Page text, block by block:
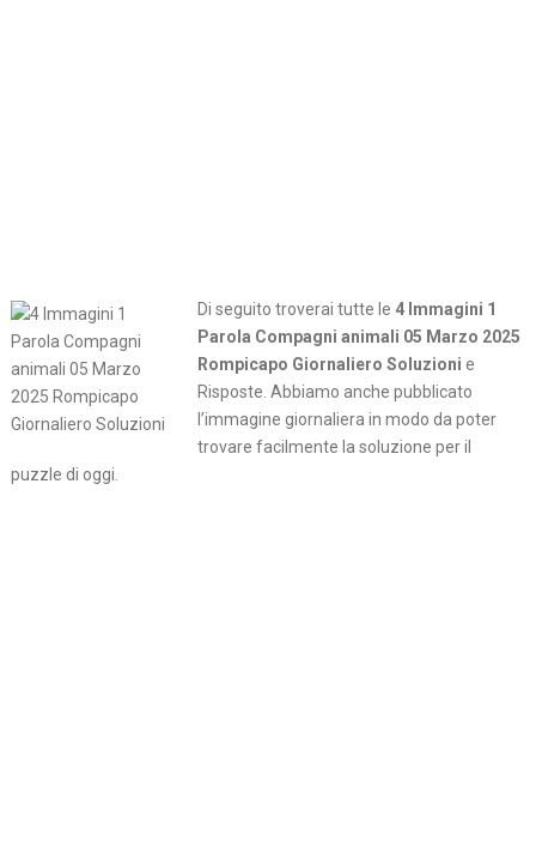
Di seguito troverai tutte le 4 Immagini 1
Parola Compagni animali 05 Marzo 2025
Rompicapo Giornaliero Soluzioni e
Risposte. Abbiamo anche pubblicato
l’immagine giornaliera in modo da poter
trovare facilmente la soluzione per il
puzzle di oggi.